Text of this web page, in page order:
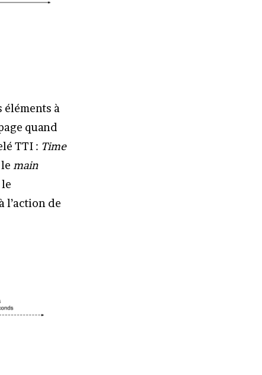
à
quand
TTI : Time
main
l’action de